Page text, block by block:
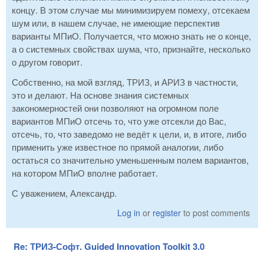
концу. В этом случае мы минимизируем помеху, отсекаем
шум или, в нашем случае, не имеющие перспектив
варианты МПиО. Получается, что можно знать не о конце,
а о системных свойствах шума, что, признайте, несколько
о другом говорит.
Собственно, на мой взгляд, ТРИЗ, и АРИЗ в частности,
это и делают. На основе знания системных
закономерностей они позволяют на огромном поле
вариантов МПиО отсечь то, что уже отсекли до Вас,
отсечь, то, что заведомо не ведёт к цели, и, в итоге, либо
применить уже известное по прямой аналогии, либо
остаться со значительно уменьшенным полем вариантов,
на котором МПиО вполне работает.
С уважением, Александр.
Log in or register to post comments
Re: ТРИЗ-Софт. Guided Innovation Toolkit 3.0